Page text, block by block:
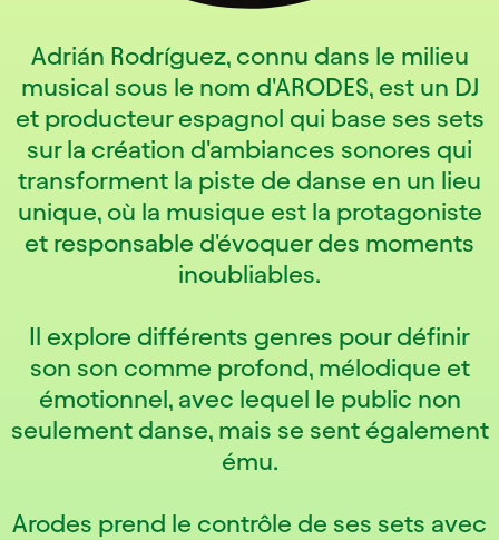
Adrián Rodríguez, connu dans le milieu
musical sous le nom d'ARODES, est un DJ
et producteur espagnol qui base ses sets
sur la création d'ambiances sonores qui
transforment la piste de danse en un lieu
unique, où la musique est la protagoniste
et responsable d'évoquer des moments
inoubliables.
Il explore différents genres pour définir
son son comme profond, mélodique et
émotionnel, avec lequel le public non
seulement danse, mais se sent également
ému.
Arodes prend le contrôle de ses sets avec